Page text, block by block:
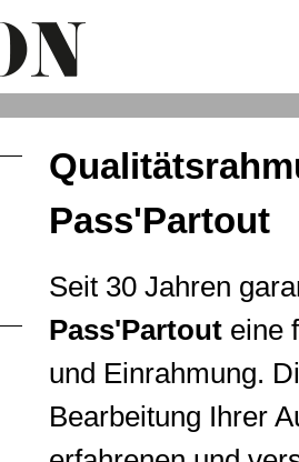
Pass'Partout
Seit 30 Jahren
Pass'Partout eine
und Einrahmung.
Bearbeitung Ihrer